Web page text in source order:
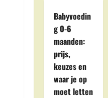
Babyvoedin
g 0-6
maanden:
prijs,
keuzes en
waar je op
moet letten